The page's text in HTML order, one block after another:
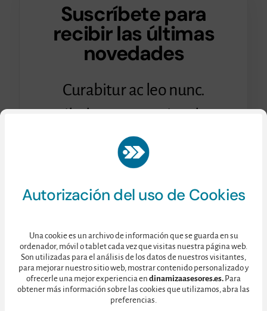
Autorización del uso de Cookies
Una cookie es un archivo de información que se guarda en su
ordenador, móvil o tablet cada vez que visitas nuestra página web.
Son utilizadas para el análisis de los datos de nuestros visitantes,
para mejorar nuestro sitio web, mostrar contenido personalizado y
ofrecerle una mejor experiencia en dinamizaasesores.es. Para
obtener más información sobre las cookies que utilizamos, abra las
preferencias.
Suscríbete para
recibir las últimas
novedades
Curabitur ac leo nunc.
Vestibulum et mauris vel ante
finibus maximus.